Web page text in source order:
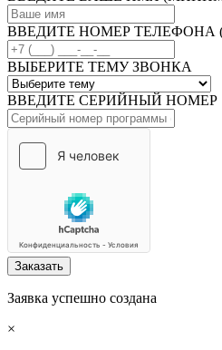
ВВЕДИТЕ НОМЕР ТЕЛЕФОНА
ВЫБЕРИТЕ ТЕМУ ЗВОНКА
ВВЕДИТЕ СЕРИЙНЫЙ НОМЕР
Заказать
Заявка успешно создана
×